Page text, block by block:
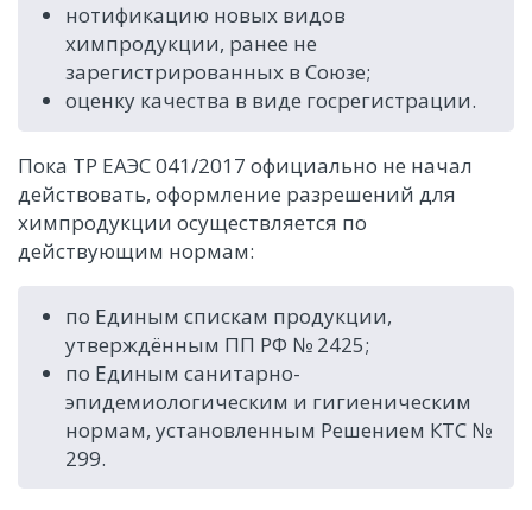
нотификацию новых видов
химпродукции, ранее не
зарегистрированных в Союзе;
оценку качества в виде госрегистрации.
Пока ТР ЕАЭС 041/2017 официально не начал
действовать, оформление разрешений для
химпродукции осуществляется по
действующим нормам:
по Единым спискам продукции,
утверждённым ПП РФ № 2425;
по Единым санитарно-
эпидемиологическим и гигиеническим
нормам, установленным Решением КТС №
299.